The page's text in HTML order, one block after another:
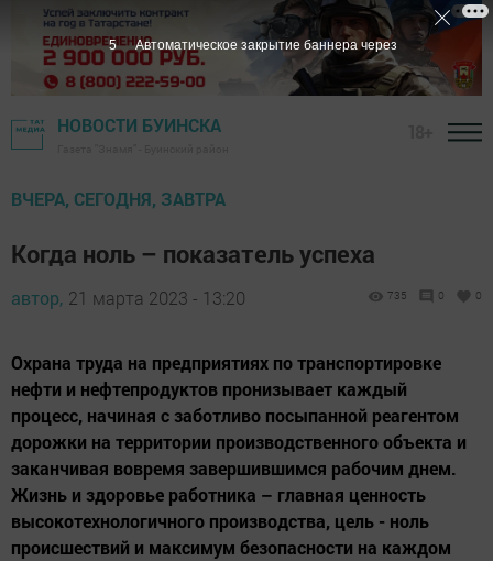
НОВОСТИ БУИНСКА
ВЧЕРА, СЕГОДНЯ, ЗАВТРА
Когда ноль – показатель успеха
автор, 21 марта 2023 - 13:20 735 0 0
Охрана труда на предприятиях по транспортировке
нефти и нефтепродуктов пронизывает каждый
процесс, начиная с заботливо посыпанной реагентом
дорожки на территории производственного объекта и
заканчивая вовремя завершившимся рабочим днем.
Жизнь и здоровье работника – главная ценность
высокотехнологичного производства, цель - ноль
происшествий и максимум безопасности на каждом
4 Автоматическое закрытие баннера через